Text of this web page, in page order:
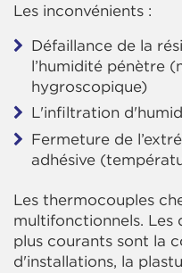
Les inconvénients :
Défaillance de la
l’humidité pénètre
hygroscopique)
L'infiltration
Fermeture de
adhésive
Les thermocouples
multifonctionnels. Les
plus courants sont la
d'installations, la